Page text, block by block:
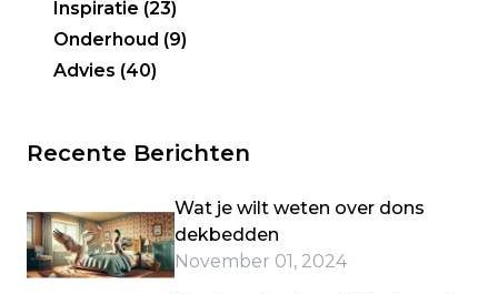
Inspiratie (23)
Onderhoud (9)
Advies (40)
Recente Berichten
Wat je wilt weten over dons
dekbedden
November 01, 2024